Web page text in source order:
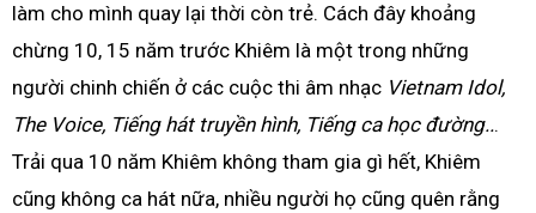
làm cho mình quay lại thời còn trẻ. Cách đây khoảng
chừng 10, 15 năm trước Khiêm là một trong những
người chinh chiến ở các cuộc thi âm nhạc Vietnam Idol,
The Voice, Tiếng hát truyền hình, Tiếng ca học đường...
Trải qua 10 năm Khiêm không tham gia gì hết, Khiêm
cũng không ca hát nữa, nhiều người họ cũng quên rằng